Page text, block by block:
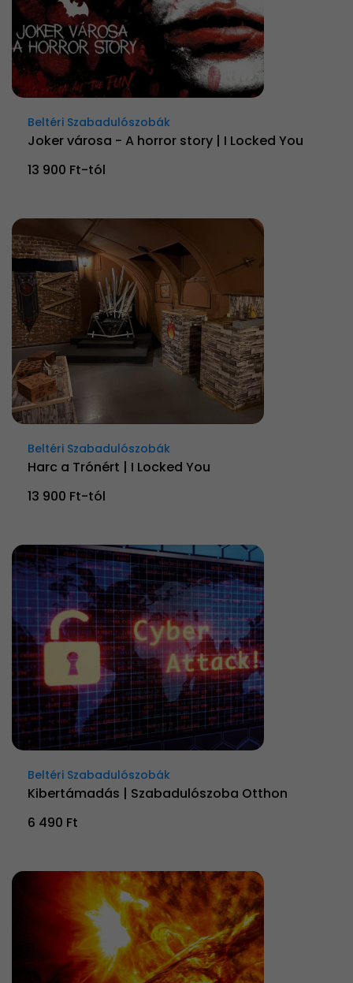
Beltéri Szabadulószobák
Joker városa - A horror story | I Locked You
13 900 Ft-tól
Beltéri Szabadulószobák
Harc a Trónért | I Locked You
13 900 Ft-tól
Beltéri Szabadulószobák
Kibertámadás | Szabadulószoba Otthon
6 490 Ft